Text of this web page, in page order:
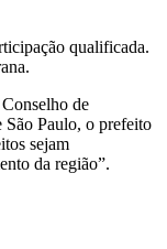
qualificada.
de
Paulo, o prefeito
sejam
da região”.